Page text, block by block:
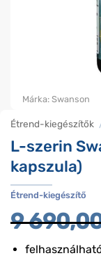
Étrend-kiegészítők
L-szerin
kapszula)
Étrend-kiegészítő
9
Márka: Swanson